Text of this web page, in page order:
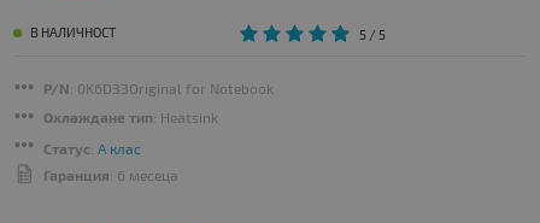
В НАЛИЧНОСТ 5/ 5
P/N: 0K6D33Original for Notebook
Охлаждане тип: Heatsink
Статус: А клас
Гаранция: 6 месеца